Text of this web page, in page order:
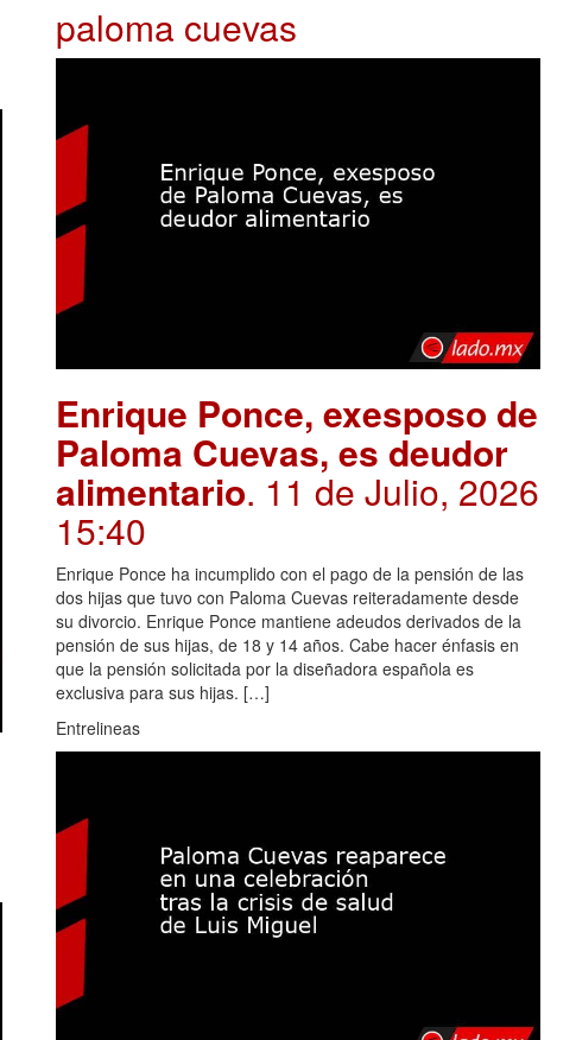
paloma cuevas
Enrique Ponce, exesposo de
Paloma Cuevas, es deudor
alimentario. 11 de Julio, 2026
15:40
Enrique Ponce ha incumplido con el pago de la pensión de las
dos hijas que tuvo con Paloma Cuevas reiteradamente desde
su divorcio. Enrique Ponce mantiene adeudos derivados de la
pensión de sus hijas, de 18 y 14 años. Cabe hacer énfasis en
que la pensión solicitada por la diseñadora española es
exclusiva para sus hijas. […]
Entrelineas